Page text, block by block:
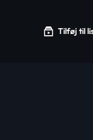
Tilføj til